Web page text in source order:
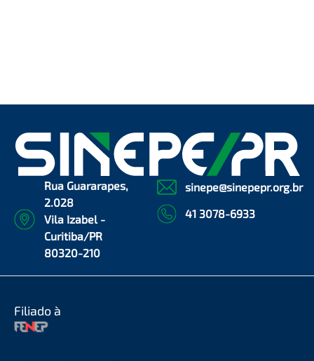
Rua Guararapes,
2.028
Vila Izabel -
Curitiba/PR
80320-210
sinepe@sinepepr.org.br
41 3078-6933
Filiado à